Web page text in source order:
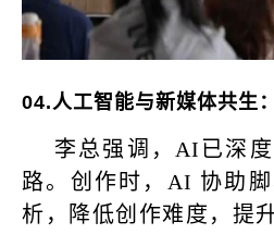
04.人工智能与新媒体共生
李总强调，AI已深
路。创作时，AI 协助
析，降低创作难度，提